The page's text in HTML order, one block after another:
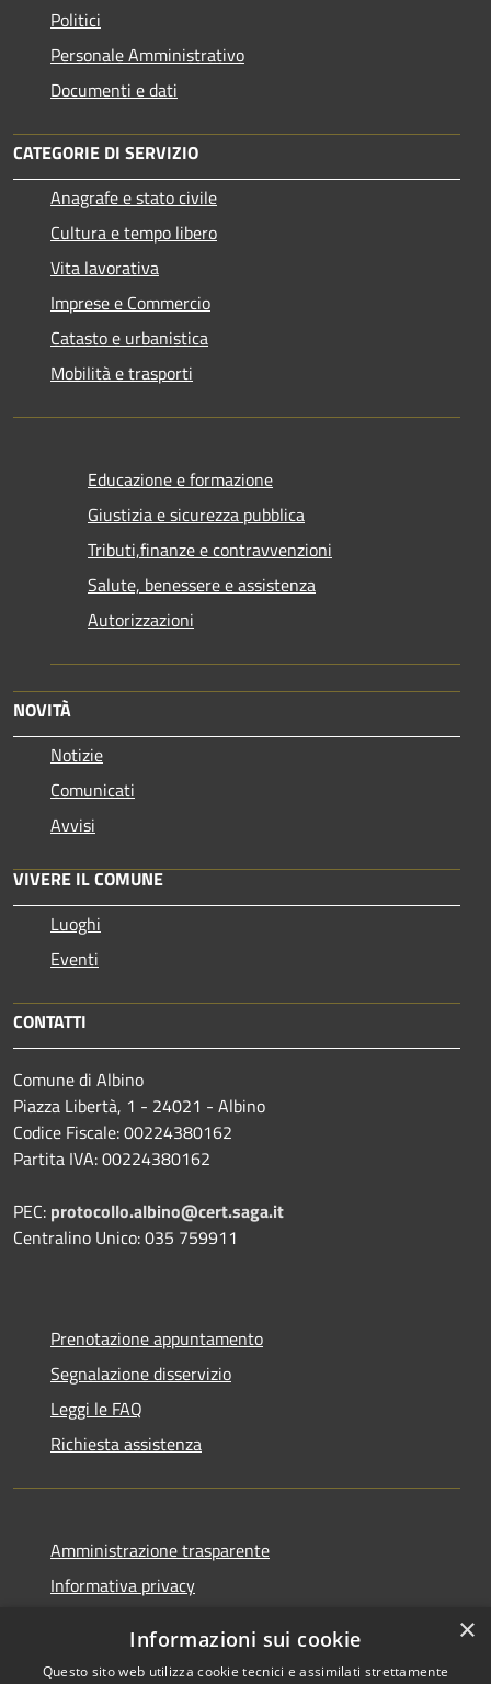
Politici
Personale Amministrativo
Documenti e dati
CATEGORIE DI SERVIZIO
Anagrafe e stato civile
Cultura e tempo libero
Vita lavorativa
Imprese e Commercio
Catasto e urbanistica
Mobilità e trasporti
Educazione e formazione
Giustizia e sicurezza pubblica
Tributi,finanze e contravvenzioni
Salute, benessere e assistenza
Autorizzazioni
NOVITÀ
Notizie
Comunicati
Avvisi
VIVERE IL COMUNE
Luoghi
Eventi
CONTATTI
Comune di Albino
Piazza Libertà, 1 - 24021 - Albino
Codice Fiscale: 00224380162
Partita IVA: 00224380162
PEC: protocollo.albino@cert.saga.it
Centralino Unico: 035 759911
Prenotazione appuntamento
Segnalazione disservizio
Leggi le FAQ
Richiesta assistenza
Amministrazione trasparente
Informativa privacy
Dichiarazione di accessibilità
×
Informazioni sui cookie
Questo sito web utilizza cookie tecnici e assimilati strettamente